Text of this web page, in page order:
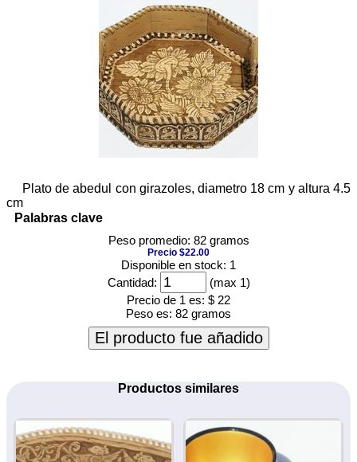
Plato de abedul con girazoles, diametro 18 cm y altura 4.5
cm
Palabras clave
Peso promedio: 82 gramos
Precio $22.00
Disponible en stock: 1
Cantidad:
(max 1)
Precio de 1 es: $ 22
Peso es: 82 gramos
El producto fue añadido
Productos similares